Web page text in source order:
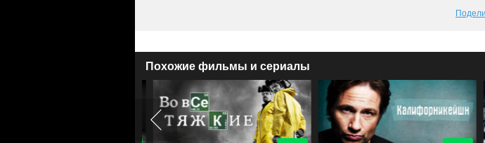
Похожие фильмы и сериалы